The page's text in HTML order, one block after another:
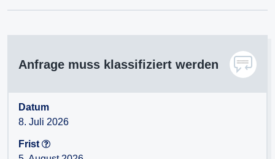
Anfrage muss klassifiziert werden
Datum
8. Juli 2026
Frist